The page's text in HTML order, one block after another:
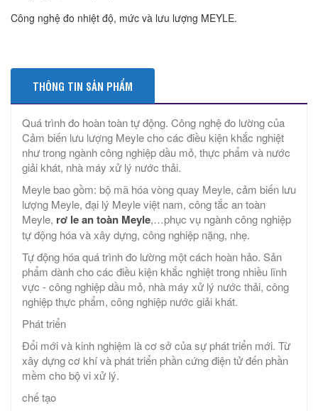
Công nghệ đo nhiệt độ, mức và lưu lượng MEYLE.
THÔNG TIN SẢN PHẨM
Quá trình đo hoàn toàn tự động. Công nghệ đo lường của
Cảm biến lưu lượng Meyle cho các điều kiện khắc nghiệt
như trong ngành công nghiệp dầu mỏ, thực phẩm và nước
giải khát, nhà máy xử lý nước thải.
Meyle bao gồm: bộ mã hóa vòng quay Meyle, cảm biến lưu
lượng Meyle, đại lý Meyle việt nam, công tắc an toàn
Meyle, rơ le an toàn Meyle,…phục vụ ngành công nghiệp
tự động hóa và xây dựng, công nghiệp nặng, nhẹ.
Tự động hóa quá trình đo lường một cách hoàn hảo. Sản
phẩm dành cho các điều kiện khắc nghiệt trong nhiều lĩnh
vực - công nghiệp dầu mỏ, nhà máy xử lý nước thải, công
nghiệp thực phẩm, công nghiệp nước giải khát.
Phát triển
Đổi mới và kinh nghiệm là cơ sở của sự phát triển mới. Từ
xây dựng cơ khí và phát triển phần cứng điện tử đến phần
mềm cho bộ vi xử lý.
chế tạo